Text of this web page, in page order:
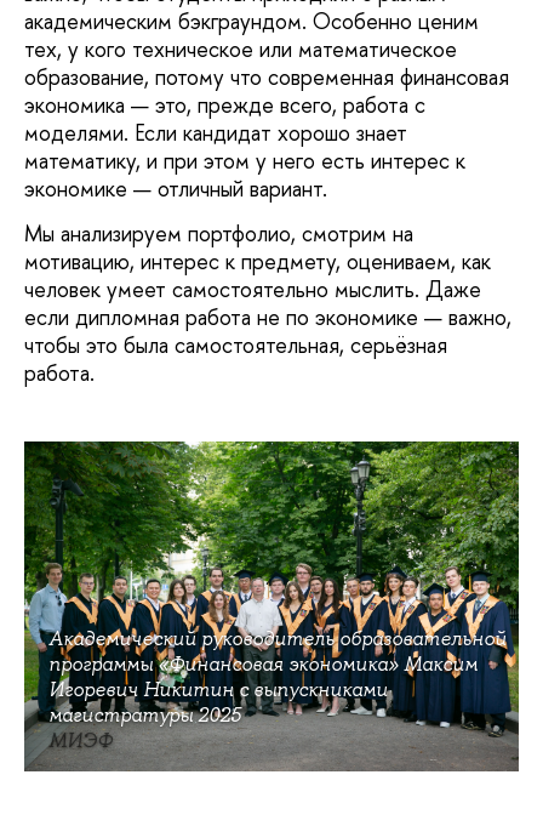
академическим бэкграундом. Особенно ценим
тех, у кого техническое или математическое
образование, потому что современная финансовая
экономика — это, прежде всего, работа с
моделями. Если кандидат хорошо знает
математику, и при этом у него есть интерес к
экономике — отличный вариант.
Мы анализируем портфолио, смотрим на
мотивацию, интерес к предмету, оцениваем, как
человек умеет самостоятельно мыслить. Даже
если дипломная работа не по экономике — важно,
чтобы это была самостоятельная, серьёзная
работа.
Академический руководитель образовательной
программы «Финансовая экономика» Максим
Игоревич Никитин с выпускниками
магистратуры 2025
МИЭФ